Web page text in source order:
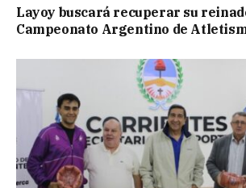
Layoy buscará recuperar su
Campeonato Argentino de